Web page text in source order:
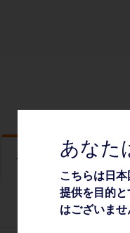
仕様
あなた
こちらは日
提供を目的
はございませ